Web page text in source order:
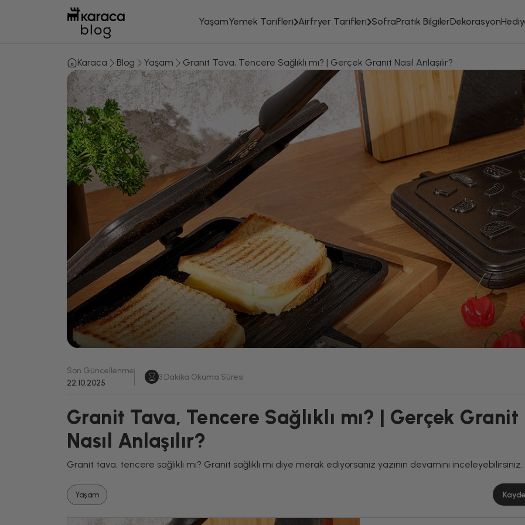
YaşamYemek Tarifleri Airfryer Tarifleri SofraPratik BilgilerDekorasyon
Karaca Blog Yaşam Granit Tava, Tencere Sağlıklı mı? | Gerçek Granit Nasıl Anlaşılır?
Son Güncellenme
22.10.2025
3 Dakika Okuma Süresi
Granit Tava, Tencere Sağlıklı mı? | Gerçek Granit
Nasıl Anlaşılır?
Granit tava, tencere sağlıklı mı? Granit sağlıklı mı diye merak ediyorsanız yazının devamını inceleyebilirsiniz.
Yaşam